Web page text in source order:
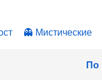
Мистические
По